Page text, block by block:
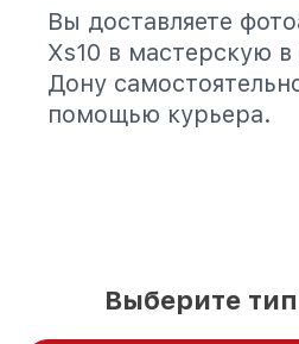
Вы доставляете
Xs10 в мастерскую
Дону
помощью курьера.
Выберите